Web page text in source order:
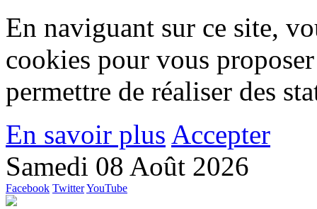
En naviguant sur ce site,
cookies pour vous
permettre de réaliser des
En savoir plus Accepter
Samedi 08 Août 2026
Facebook TwitterYouTube